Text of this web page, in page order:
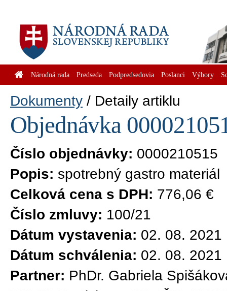
Národná rada Predseda Podpredsedovia Poslanci Výbory
Dokumenty Detaily artiklu
Objednávka
Číslo objednávky: 0000210515
Popis: spotrebný gastro materiál
Celková cena s DPH: 776,06 €
Číslo zmluvy: 100/21
Dátum vystavenia: 02. 08. 2021
Dátum schválenia: 02. 08. 2021
Partner: PhDr. Gabriela